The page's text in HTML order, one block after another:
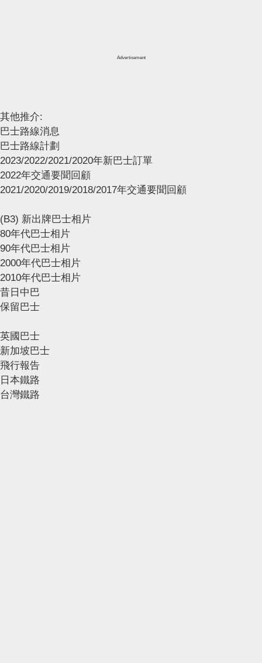
Advertisement
其他推介:
巴士路線消息
巴士路線計劃
2023/2022/2021/2020年新巴士訂單
2022年交通要聞回顧
2021/2020/2019/2018/2017年交通要聞回顧
(B3) 新出牌巴士相片
80年代巴士相片
90年代巴士相片
2000年代巴士相片
2010年代巴士相片
昔日中巴
保留巴士
英國巴士
新加坡巴士
飛行報告
日本鐵路
台灣鐵路